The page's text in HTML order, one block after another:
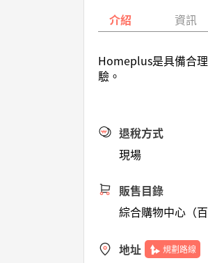
介紹 資訊
Homeplus是具備合
驗。
退稅方式
現場
販售目錄
綜合購物中心（
地址 規劃路線